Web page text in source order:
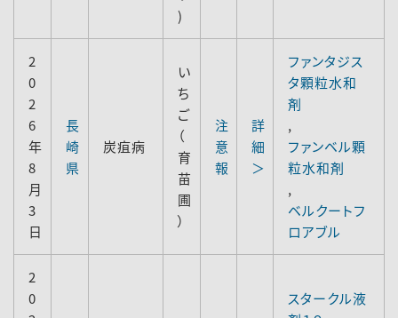
)
2
0
2
6
年
8
月
3
日
長
崎
県
炭疽病
い
ち
ご
（
育
苗
圃
）
注
意
報
詳
細
＞
ファンタジス
タ顆粒水和
剤
,
ファンベル顆
粒水和剤
,
ベルクートフ
ロアブル
2
0
スタークル液